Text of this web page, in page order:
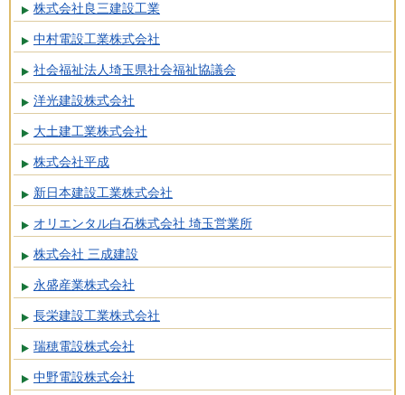
株式会社良三建設工業
中村電設工業株式会社
社会福祉法人埼玉県社会福祉協議会
洋光建設株式会社
大土建工業株式会社
株式会社平成
新日本建設工業株式会社
オリエンタル白石株式会社 埼玉営業所
株式会社 三成建設
永盛産業株式会社
長栄建設工業株式会社
瑞穂電設株式会社
中野電設株式会社